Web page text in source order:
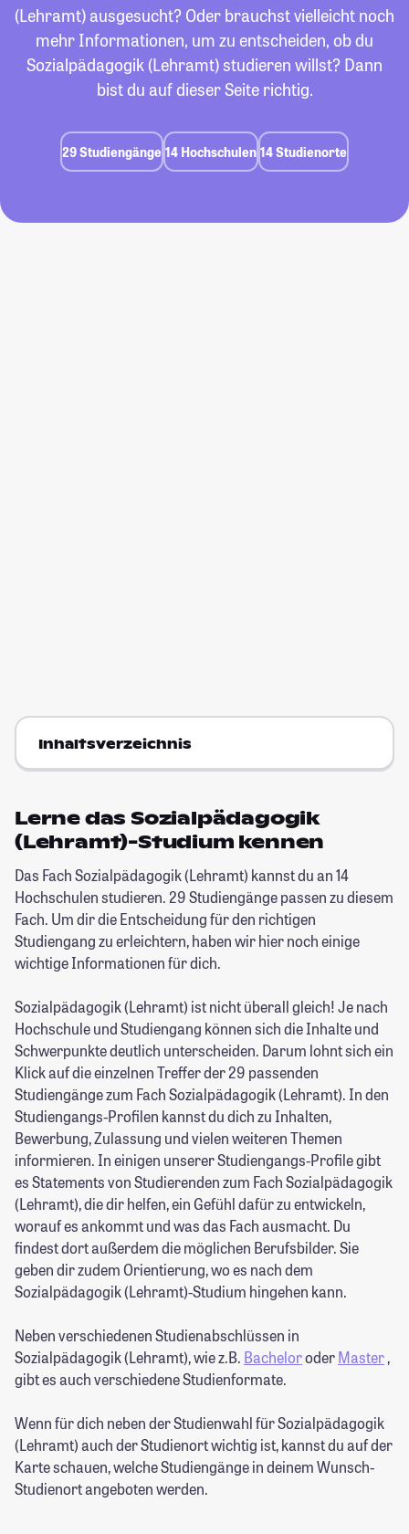
(Lehramt) ausgesucht? Oder brauchst vielleicht noch
mehr Informationen, um zu entscheiden, ob du
Sozialpädagogik (Lehramt) studieren willst? Dann
bist du auf dieser Seite richtig.
29 Studiengänge 14 Hochschulen 14 Studienorte
Inhaltsverzeichnis
Lerne das Sozialpädagogik
(Lehramt)-Studium kennen
Das Fach Sozialpädagogik (Lehramt) kannst du an 14
Hochschulen studieren. 29 Studiengänge passen zu diesem
Fach. Um dir die Entscheidung für den richtigen
Studiengang zu erleichtern, haben wir hier noch einige
wichtige Informationen für dich.
Sozialpädagogik (Lehramt) ist nicht überall gleich! Je nach
Hochschule und Studiengang können sich die Inhalte und
Schwerpunkte deutlich unterscheiden. Darum lohnt sich ein
Klick auf die einzelnen Treffer der 29 passenden
Studiengänge zum Fach Sozialpädagogik (Lehramt). In den
Studiengangs-Profilen kannst du dich zu Inhalten,
Bewerbung, Zulassung und vielen weiteren Themen
informieren. In einigen unserer Studiengangs-Profile gibt
es Statements von Studierenden zum Fach Sozialpädagogik
(Lehramt), die dir helfen, ein Gefühl dafür zu entwickeln,
worauf es ankommt und was das Fach ausmacht. Du
findest dort außerdem die möglichen Berufsbilder. Sie
geben dir zudem Orientierung, wo es nach dem
Sozialpädagogik (Lehramt)-Studium hingehen kann.
Neben verschiedenen Studienabschlüssen in
Sozialpädagogik (Lehramt), wie z.B. BacheloroderMaster,
gibt es auch verschiedene Studienformate.
Wenn für dich neben der Studienwahl für Sozialpädagogik
(Lehramt) auch der Studienort wichtig ist, kannst du auf der
Karte schauen, welche Studiengänge in deinem Wunsch-
Studienort angeboten werden.